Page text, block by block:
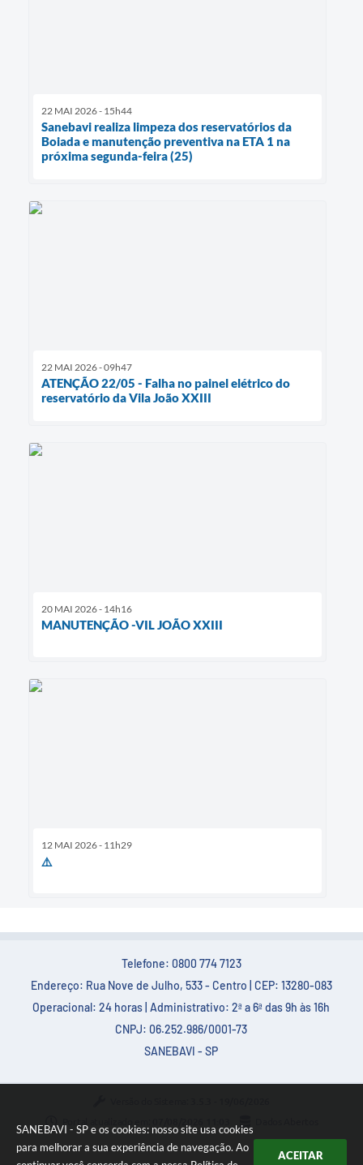
SANEBAVI - SP e os cookies: nosso site usa cookies
para melhorar a sua experiência de navegação. Ao
ACEITAR
22 MAI 2026 - 15h44
Sanebavi realiza limpeza dos reservatórios da
Boiada e manutenção preventiva na ETA 1 na
próxima segunda-feira (25)
22 MAI 2026 - 09h47
ATENÇÃO 22/05 - Falha no painel elétrico do
reservatório da Vila João XXIII
20 MAI 2026 - 14h16
MANUTENÇÃO -VIL JOÃO XXIII
12 MAI 2026 - 11h29
⚠️
Telefone: 0800 774 7123
Endereço: Rua Nove de Julho, 533 - Centro | CEP: 13280-083
Operacional: 24 horas | Administrativo: 2ª a 6ª das 9h às 16h
CNPJ: 06.252.986/0001-73
SANEBAVI - SP